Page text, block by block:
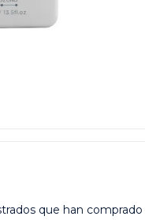
que han